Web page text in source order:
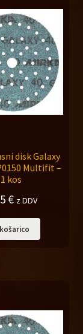
disk Galaxy
Multifit –
1 kos
€ z DDV